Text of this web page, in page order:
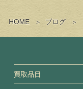
HOME ブログ
買取品目